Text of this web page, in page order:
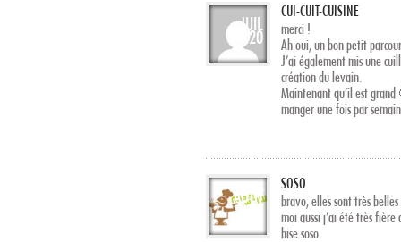
JUIL
20
CUI-CUIT-CUISINE
merci !
Ah oui, un bon petit
J’ai également mis une
création du levain.
Maintenant qu’il est
manger une fois par
AOÛT
04
SOSO
bravo, elles sont très belles
moi aussi j’ai été très
bise soso